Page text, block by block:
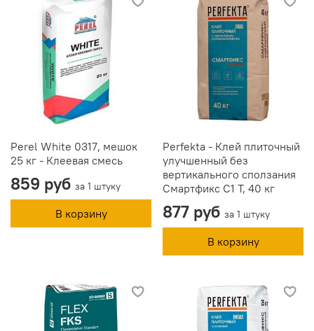
Perel White 0317, мешок
25 кг - Клеевая смесь
859 руб за 1 штуку
В корзину
Perfekta - Клей плиточный
улучшенный без
вертикального сползания
Смартфикс C1 T, 40 кг
877 руб за 1 штуку
В корзину